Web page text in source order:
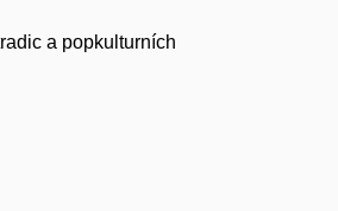
a popkulturních